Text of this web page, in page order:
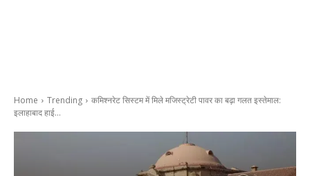
Home Trending
कमिश्नरेट सिस्टम में मिले मजिस्ट्रेटी पावर का बढ़ा गलत इस्तेमाल:
इलाहाबाद हाई...